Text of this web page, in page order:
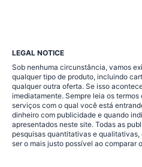
LEGAL NOTICE
Sob nenhuma circunstância, vamos
qualquer tipo de produto, incluindo
qualquer outra oferta. Se isso
imediatamente. Sempre leia os
serviços com o qual você está
dinheiro com publicidade e quando
apresentados neste site. Todas as
pesquisas quantitativas e qualitativas,
ser o mais justo possível ao comparar